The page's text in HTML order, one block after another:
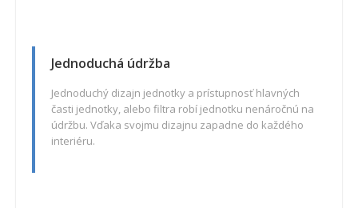
Jednoduchá údržba
Jednoduchý dizajn jednotky a prístupnosť hlavných
časti jednotky, alebo filtra robí jednotku nenáročnú na
údržbu. Vďaka svojmu dizajnu zapadne do každého
interiéru.